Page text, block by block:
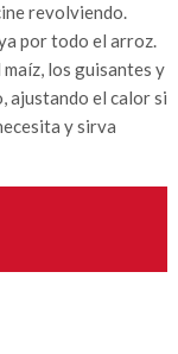
revolviendo.
por todo el arroz.
los guisantes y
ajustando el calor si
y sirva